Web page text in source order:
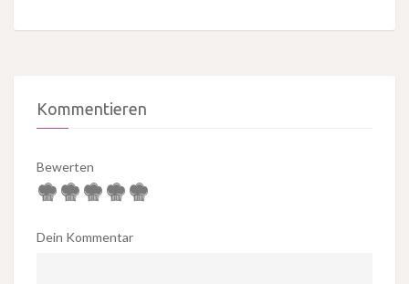
Kommentieren
Bewerten
Dein Kommentar